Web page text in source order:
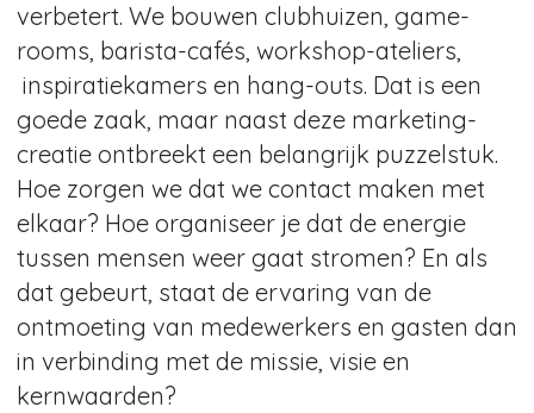
verbetert. We bouwen clubhuizen, game-
rooms, barista-cafés, workshop-ateliers,
inspiratiekamers en hang-outs. Dat is een
goede zaak, maar naast deze marketing-
creatie ontbreekt een belangrijk puzzelstuk.
Hoe zorgen we dat we contact maken met
elkaar? Hoe organiseer je dat de energie
tussen mensen weer gaat stromen? En als
dat gebeurt, staat de ervaring van de
ontmoeting van medewerkers en gasten dan
in verbinding met de missie, visie en
kernwaarden?